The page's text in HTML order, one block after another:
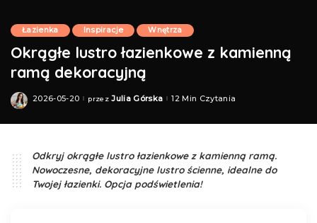
Łazienka Inspiracje Wnętrza
Okrągłe lustro łazienkowe z kamienną
ramą dekoracyjną
2026-05-20Posted
przez Julia Górska 12 Min Czytania
Odkryj okrągłe lustro łazienkowe z kamienną ramą.
Nowoczesne, dekoracyjne lustro ścienne, idealne do
Twojej łazienki. Opcja podświetlenia!